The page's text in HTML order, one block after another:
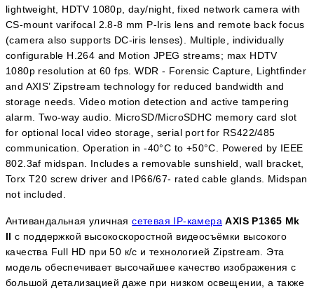
lightweight, HDTV 1080p, day/night, fixed network camera with
CS-mount varifocal 2.8-8 mm P-Iris lens and remote back focus
(camera also supports DC-iris lenses). Multiple, individually
configurable H.264 and Motion JPEG streams; max HDTV
1080p resolution at 60 fps. WDR - Forensic Capture, Lightfinder
and AXIS’ Zipstream technology for reduced bandwidth and
storage needs. Video motion detection and active tampering
alarm. Two-way audio. MicroSD/MicroSDHC memory card slot
for optional local video storage, serial port for RS422/485
communication. Operation in -40°C to +50°C. Powered by IEEE
802.3af midspan. Includes a removable sunshield, wall bracket,
Torx T20 screw driver and IP66/67- rated cable glands. Midspan
not included.
Антивандальная уличнаясетевая IP-камера AXIS P1365 Mk
IIс поддержкой высокоскоростной видеосъёмки высокого
качества Full HD при 50 к/с и технологией Zipstream. Эта
модель обеспечивает высочайшее качество изображения с
большой детализацией даже при низком освещении, а также